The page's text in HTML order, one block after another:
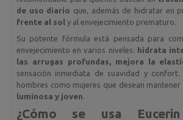
de uso diario que, además de hidratar en
frente al sol y al envejecimiento prematuro.
Su potente fórmula está pensada para
envejecimiento en varios niveles: hidrata
las arrugas profundas, mejora la
sensación inmediata de suavidad y
hombres como mujeres que desean mantener
luminosa y joven
¿Cómo se usa